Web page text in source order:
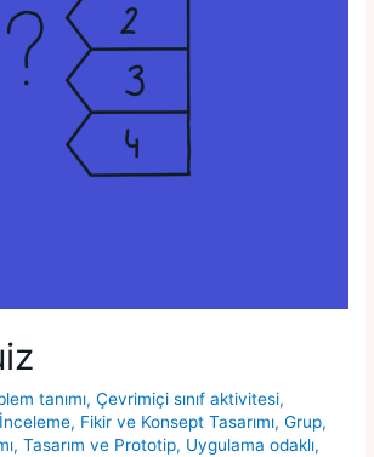
tanımı,Çevrimiçi sınıf aktivitesi,
, Fikir ve Konsept Tasarımı,Grup,
,Tasarım ve Prototip, Uygulama odaklı,